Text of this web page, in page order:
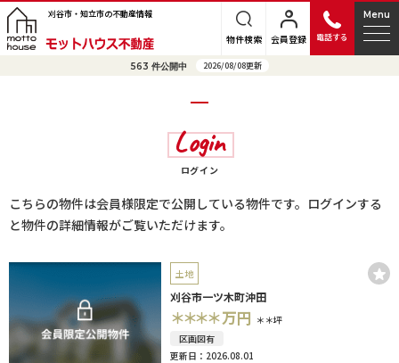
刈谷市・知立市の不動産情報
物件検索 会員登録 電話する
Menu
563 件公開中 2026/08/08更新
Login
ログイン
こちらの物件は会員様限定で公開している物件です。ログインする
と物件の詳細情報がご覧いただけます。
土地
刈谷市一ツ木町沖田
＊＊＊＊万円 ＊＊坪
区画図有
更新日：2026.08.01